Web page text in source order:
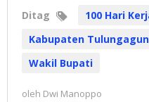
Ditag 100 Hari
Kabupaten
Wakil Bupati
oleh Dwi Manoppo